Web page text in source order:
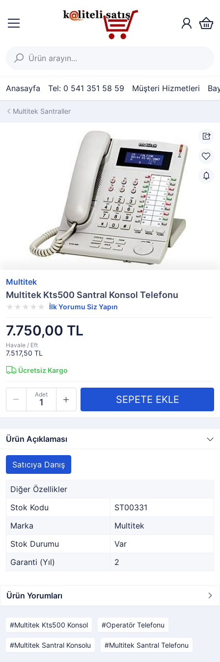
Anasayfa Tel: 0 541 351 58 59 Müşteri Hizmetleri
Multitek Santraller
Multitek
Multitek Kts500 Santral Konsol Telefonu
İlk Yorumu Siz Yapın
7.750,00 TL
Havale / Eft
7.517,50 TL
Ücretsiz Kargo
Adet
Ürün Açıklaması
Satıcıya Danış
Diğer Özellikler
Stok Kodu
ST00331
Marka
Multitek
Stok Durumu
Var
Garanti (Yıl)
2
Ürün Yorumları
Multitek Kts500 Konsol Operatör Telefonu
Multitek Santral Konsolu Multitek Santral Telefonu